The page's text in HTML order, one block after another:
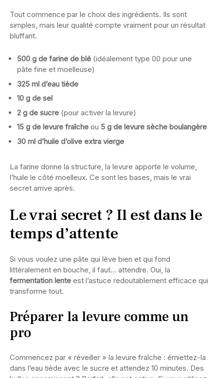
Tout commence par le choix des ingrédients. Ils sont
simples, mais leur qualité compte vraiment pour un résultat
bluffant.
500 g de farine de blé (idéalement type 00 pour une
pâte fine et moelleuse)
325 ml d’eau tiède
10 g de sel
2 g de sucre (pour activer la levure)
15 g de levure fraîche ou 5 g de levure sèche boulangère
30 ml d’huile d’olive extra vierge
La farine donne la structure, la levure apporte le volume,
l’huile le côté moelleux. Ce sont les bases, mais le vrai
secret arrive après.
Le vrai secret ? Il est dans le
temps d’attente
Si vous voulez une pâte qui lève bien et qui fond
littéralement en bouche, il faut… attendre. Oui, la
fermentation lente est l’astuce redoutablement efficace qui
transforme tout.
Préparer la levure comme un
pro
Commencez par « réveiller » la levure fraîche : émiettez-la
dans l’eau tiède avec le sucre et attendez 10 minutes. Des